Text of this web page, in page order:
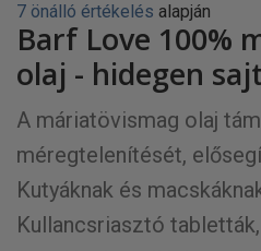
7 önálló értékelés alapján
Barf Love 100%
olaj - hidegen
A máriatövismag olaj
méregtelenítését,
Kutyáknak és
Kullancsriasztó